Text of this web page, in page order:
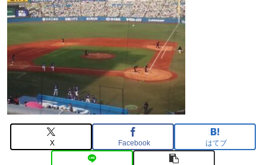
X Facebook はてブ